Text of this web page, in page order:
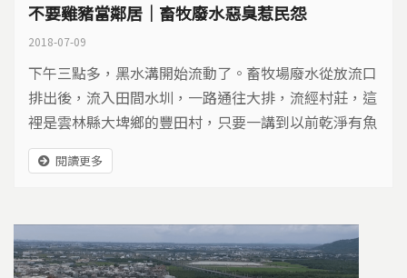
不要雞豬當鄰居｜畜牧廢水惡臭惹民怨
2018-07-09
下午三點多，黑水溝開始流動了。畜牧場廢水從放流口
排出後，流入田間水圳，一路通往大排，流經村莊，這
裡是雲林縣大埤鄉的豐田村，只要一講到以前乾淨有魚
蝦的水圳，變成現在這副模樣，村民無不憤慨。
閱讀更多